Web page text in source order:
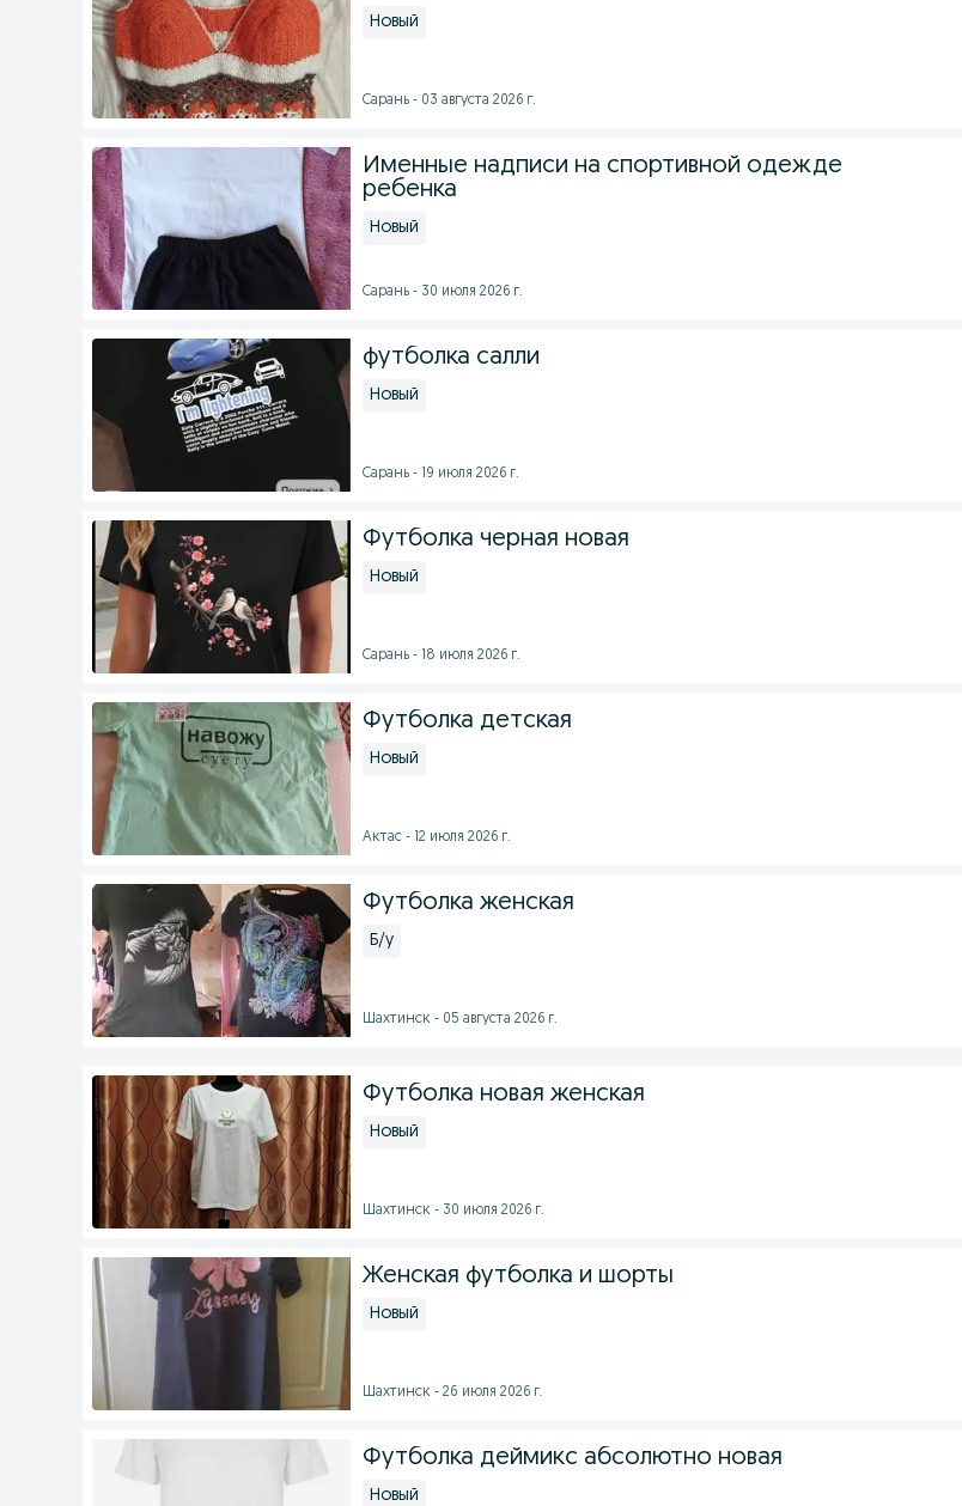
Новый
Сарань - 03 августа 2026 г.
Именные надписи на спортивной одежде
ребенка
Новый
Сарань - 30 июля 2026 г.
футболка салли
Новый
Сарань - 19 июля 2026 г.
Футболка черная новая
Новый
Сарань - 18 июля 2026 г.
Футболка детская
Новый
Актас - 12 июля 2026 г.
Футболка женская
Б/у
Шахтинск - 05 августа 2026 г.
Футболка новая женская
Новый
Шахтинск - 30 июля 2026 г.
Женская футболка и шорты
Новый
Шахтинск - 26 июля 2026 г.
Футболка деймикс абсолютно новая
Новый